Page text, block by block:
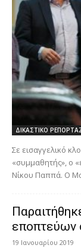
ΔΙΚΑΣΤΙΚΟ
Σε εισαγγελικό
«συμμαθητής», ο
Νίκου Παππά. Ο
εποπτεύων
19 Ιανουαρίου 2019